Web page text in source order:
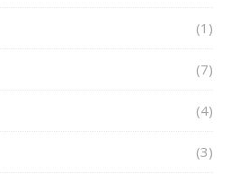
(1)
(7)
(4)
(3)